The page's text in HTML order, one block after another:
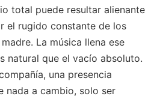
total puede resultar alienante
el rugido constante de los
La música llena ese
natural que el vacío absoluto.
una presencia
nada a cambio, solo ser